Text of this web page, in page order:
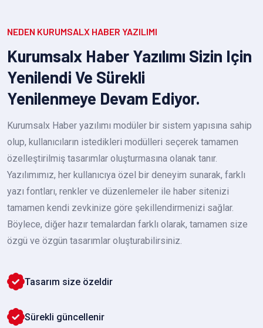
NEDEN KURUMSALX HABER YAZILIMI
Kurumsalx Haber Yazılımı Sizin Için
Yenilendi Ve Sürekli
Yenilenmeye Devam Ediyor.
Kurumsalx Haber yazılımı modüler bir sistem yapısına sahip
olup, kullanıcıların istedikleri modülleri seçerek tamamen
özelleştirilmiş tasarımlar oluşturmasına olanak tanır.
Yazılımımız, her kullanıcıya özel bir deneyim sunarak, farklı
yazı fontları, renkler ve düzenlemeler ile haber sitenizi
tamamen kendi zevkinize göre şekillendirmenizi sağlar.
Böylece, diğer hazır temalardan farklı olarak, tamamen size
özgü ve özgün tasarımlar oluşturabilirsiniz.
Tasarım size özeldir
Sürekli güncellenir